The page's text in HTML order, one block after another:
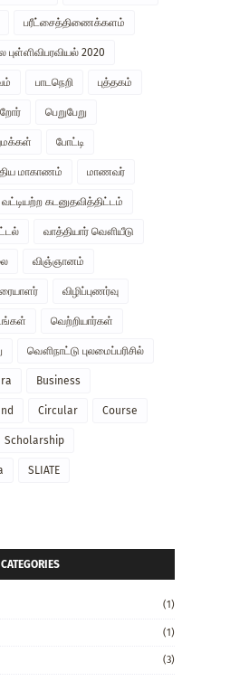
பரீட்சைத்திணைக்களம்
புள்ளிவிபரவியல் 2020
பாடநெறி புத்தகம்
பெறுபேறு
போட்டி
மாகாணம் மாணவர்
வட்டியற்ற கடனுதவித்திட்டம்
வாத்தியார் வௌியீடு
விஞ்ஞானம்
விழிப்புணர்வு
வெற்றியார்கள்
வௌிநாட்டு புலமைப்பரிசில்
Business
Circular Course
Scholarship
SLIATE
CATEGORIES
(1)
(1)
(3)